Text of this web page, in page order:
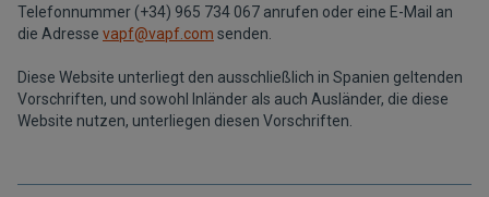
Telefonnummer (+34) 965 734 067 anrufen oder eine E-Mail an
die Adresse vapf@vapf.com senden.
Diese Website unterliegt den ausschließlich in Spanien geltenden
Vorschriften, und sowohl Inländer als auch Ausländer, die diese
Website nutzen, unterliegen diesen Vorschriften.